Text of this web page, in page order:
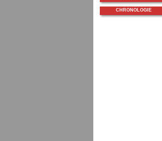
CHRONOLOGIE